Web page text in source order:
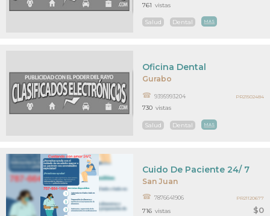
Salud Dental MAS
761 vistas
Gurabo
Oficina Dental
9395993204
Salud Dental MAS
730 vistas
PR21502484
San Juan
$0
Cuido De Paciente 24/ 7
7876641906
716 vistas
PR21120677